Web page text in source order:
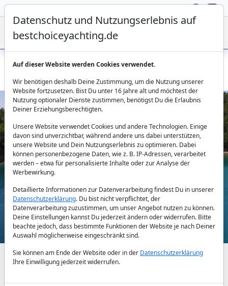
Gulet Dolce Vita 1 34m 5 Kabinen Charter ab Dubrovnik
Previous
Verfügbarkeiten und Tagespreise nach Absprache
Mai Juni Juli
Datenschutz und Nutzungserlebnis auf
bestchoiceyachting.de
Auf dieser Website werden Cookies verwendet.
Wir benötigen deshalb Deine Zustimmung, um die Nutzung unserer
Website fortzusetzen. Bist Du unter 16 Jahre alt und möchtest der
Nutzung optionaler Dienste zustimmen, benötigst Du die Erlaubnis
Deiner Erziehungsberechtigten.
Unsere Website verwendet Cookies und andere Technologien. Einige
davon sind unverzichtbar, während andere uns dabei unterstützen,
unsere Website und Dein Nutzungserlebnis zu optimieren. Dabei
können personenbezogene Daten, wie z. B. IP-Adressen, verarbeitet
werden – etwa für personalisierte Inhalte oder zur Analyse der
Werbewirkung.
Detaillierte Informationen zur Datenverarbeitung findest Du in unserer
Datenschutzerklärung. Du bist nicht verpflichtet, der
Datenverarbeitung zuzustimmen, um unser Angebot nutzen zu können.
Deine Einstellungen kannst Du jederzeit ändern oder widerrufen. Bitte
beachte jedoch, dass bestimmte Funktionen der Website je nach Deiner
Auswahl möglicherweise eingeschränkt sind.
Sie können am Ende der Website oder in der Datenschutzerklärung
Ihre Einwilligung jederzeit widerrufen.